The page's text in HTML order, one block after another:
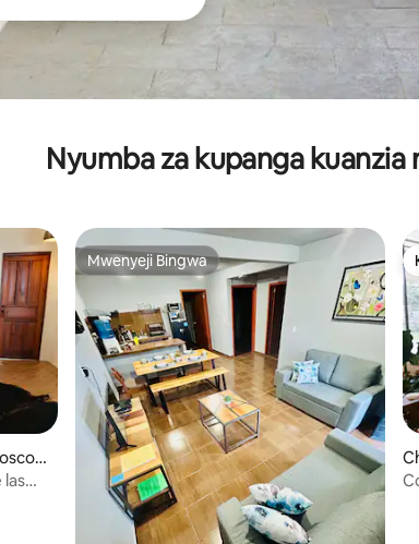
Nyumba za kupanga
las
Mwenyeji Bingwa
Mwenyeji Bingwa